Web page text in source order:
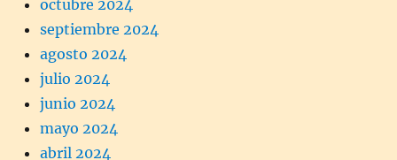
octubre 2024
septiembre 2024
agosto 2024
julio 2024
junio 2024
mayo 2024
abril 2024